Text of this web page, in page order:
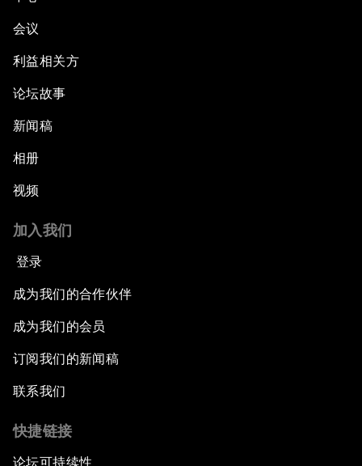
会议
利益相关方
论坛故事
新闻稿
相册
视频
加入我们
登录
成为我们的合作伙伴
成为我们的会员
订阅我们的新闻稿
联系我们
快捷链接
论坛可持续性